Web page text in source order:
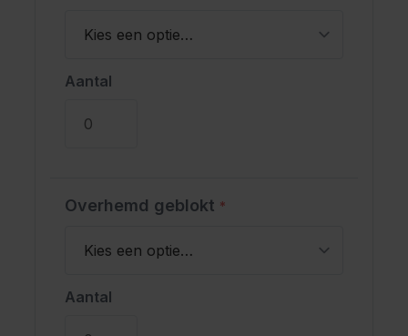
Aantal
Overhemd geblokt *
Aantal